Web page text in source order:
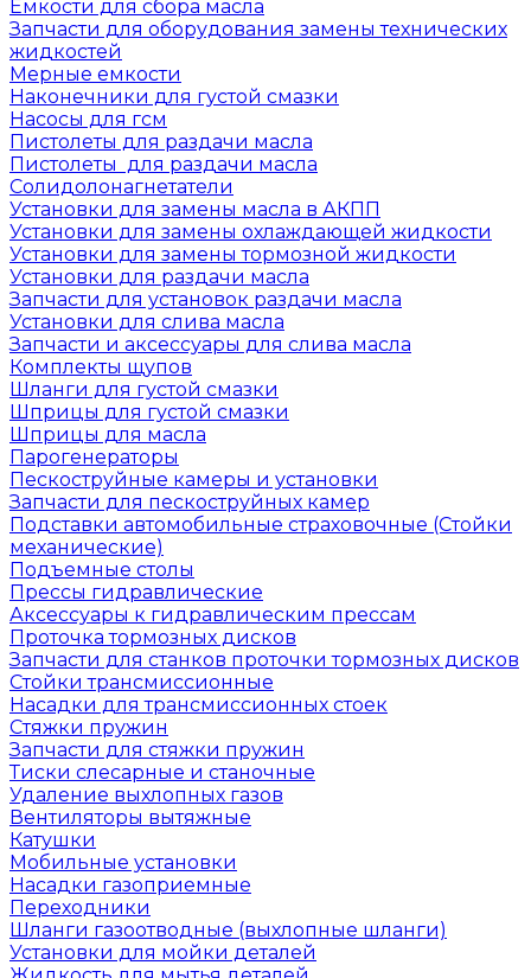
Емкости для сбора масла
Запчасти для оборудования замены технических
жидкостей
Мерные емкости
Наконечники для густой смазки
Насосы для гсм
Пистолеты для раздачи масла
Пистолеты для раздачи масла
Солидолонагнетатели
Установки для замены масла в АКПП
Установки для замены охлаждающей жидкости
Установки для замены тормозной жидкости
Установки для раздачи масла
Запчасти для установок раздачи масла
Установки для слива масла
Запчасти и аксессуары для слива масла
Комплекты щупов
Шланги для густой смазки
Шприцы для густой смазки
Шприцы для масла
Парогенераторы
Пескоструйные камеры и установки
Запчасти для пескоструйных камер
Подставки автомобильные страховочные (Стойки
механические)
Подъемные столы
Прессы гидравлические
Аксессуары к гидравлическим прессам
Проточка тормозных дисков
Запчасти для станков проточки тормозных дисков
Стойки трансмиссионные
Насадки для трансмиссионных стоек
Стяжки пружин
Запчасти для стяжки пружин
Тиски слесарные и станочные
Удаление выхлопных газов
Вентиляторы вытяжные
Катушки
Мобильные установки
Насадки газоприемные
Переходники
Шланги газоотводные (выхлопные шланги)
Установки для мойки деталей